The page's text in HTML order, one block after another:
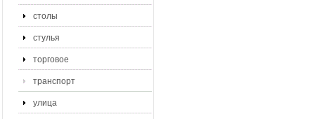
столы
стулья
торговое
транспорт
улица